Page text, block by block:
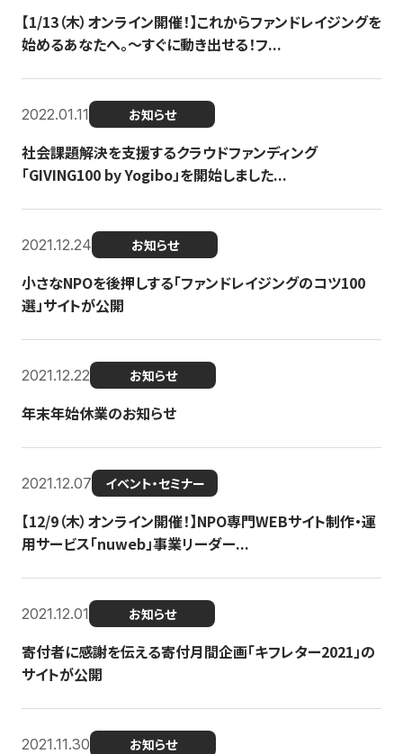
【1/13（木）オンライン開催！】これからファンドレイジングを
始めるあなたへ。〜すぐに動き出せる！フ...
2022.01.11 お知らせ
社会課題解決を支援するクラウドファンディング
「GIVING100 by Yogibo」を開始しました...
2021.12.24 お知らせ
小さなNPOを後押しする「ファンドレイジングのコツ100
選」サイトが公開
2021.12.22 お知らせ
年末年始休業のお知らせ
2021.12.07 イベント・セミナー
【12/9（木）オンライン開催！】NPO専門WEBサイト制作・運
用サービス「nuweb」事業リーダー...
2021.12.01 お知らせ
寄付者に感謝を伝える寄付月間企画「キフレター2021」の
サイトが公開
2021.11.30 お知らせ